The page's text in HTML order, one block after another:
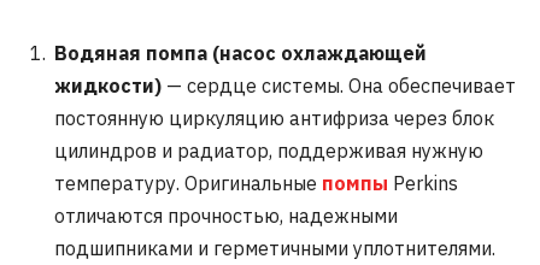
Водяная помпа (насос охлаждающей
жидкости) — сердце системы. Она обеспечивает
постоянную циркуляцию антифриза через блок
цилиндров и радиатор, поддерживая нужную
температуру. Оригинальные помпы Perkins
отличаются прочностью, надежными
подшипниками и герметичными уплотнителями.